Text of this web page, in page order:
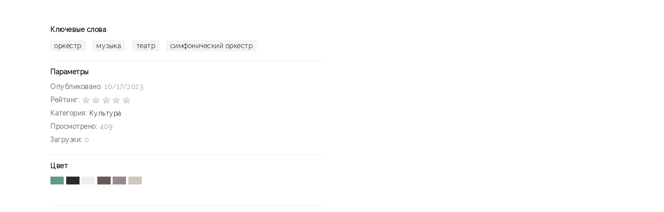
Ключевые слова
оркестр музыка театр симфонический оркестр
Параметры
Опубликовано: 10/17/2023
Рейтинг:
Категория: Культура
Просмотрено: 409
Загрузки: 0
Цвет